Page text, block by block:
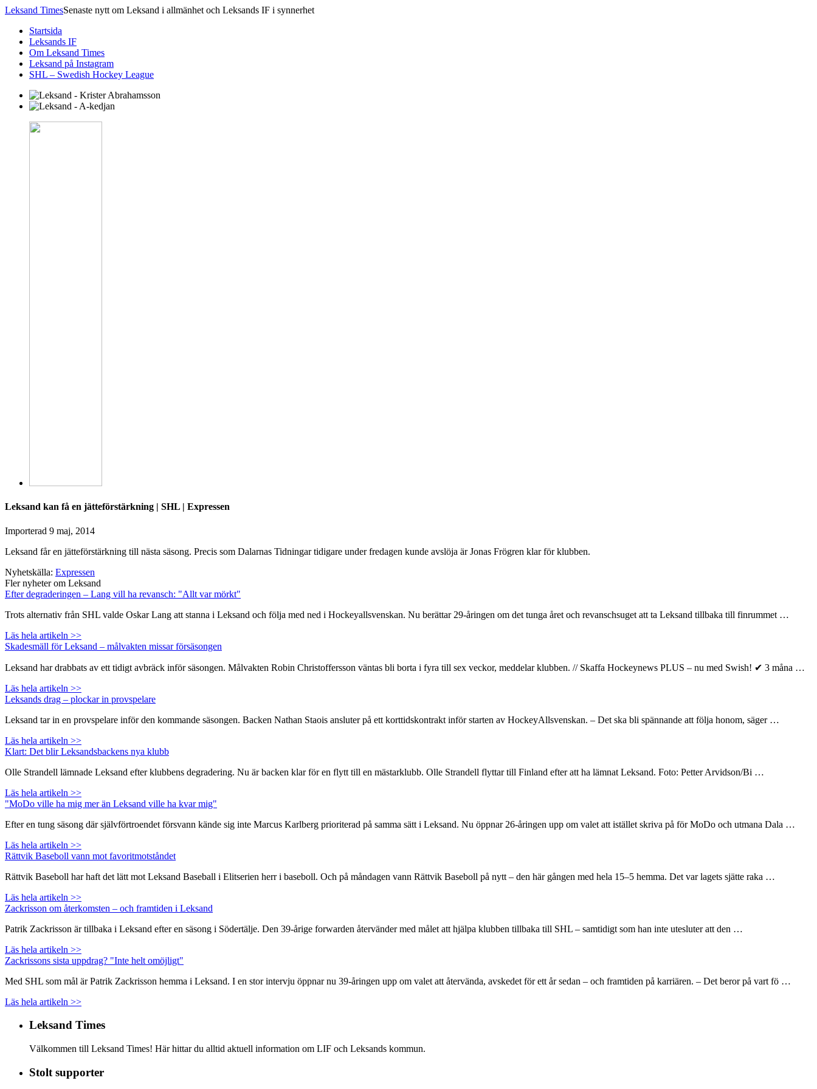
Leksand TimesSenaste nytt om Leksand i allmänhet och Leksands IF i synnerhet
Startsida
Leksands IF
Om Leksand Times
Leksand på Instagram
SHL – Swedish Hockey League
Leksand kan få en jätteförstärkning | SHL | Expressen
Importerad 9 maj, 2014
Leksand får en jätteförstärkning till nästa säsong. Precis som Dalarnas Tidningar tidigare under fredagen kunde avslöja är Jonas Frögren klar för klubben.
Nyhetskälla: Expressen
Fler nyheter om Leksand
Efter degraderingen – Lang vill ha revansch: "Allt var mörkt"
Trots alternativ från SHL valde Oskar Lang att stanna i Leksand och följa med ned i Hockeyallsvenskan. Nu berättar 29-åringen om det tunga året och revanschsuget att ta Leksand tillbaka till finrummet …
Läs hela artikeln >>
Skadesmäll för Leksand – målvakten missar försäsongen
Leksand har drabbats av ett tidigt avbräck inför säsongen. Målvakten Robin Christoffersson väntas bli borta i fyra till sex veckor, meddelar klubben. // Skaffa Hockeynews PLUS – nu med Swish! ✔ 3 måna …
Läs hela artikeln >>
Leksands drag – plockar in provspelare
Leksand tar in en provspelare inför den kommande säsongen. Backen Nathan Staois ansluter på ett korttidskontrakt inför starten av HockeyAllsvenskan. – Det ska bli spännande att följa honom, säger …
Läs hela artikeln >>
Klart: Det blir Leksandsbackens nya klubb
Olle Strandell lämnade Leksand efter klubbens degradering. Nu är backen klar för en flytt till en mästarklubb. Olle Strandell flyttar till Finland efter att ha lämnat Leksand. Foto: Petter Arvidson/Bi …
Läs hela artikeln >>
"MoDo ville ha mig mer än Leksand ville ha kvar mig"
Efter en tung säsong där självförtroendet försvann kände sig inte Marcus Karlberg prioriterad på samma sätt i Leksand. Nu öppnar 26-åringen upp om valet att istället skriva på för MoDo och utmana Dala …
Läs hela artikeln >>
Rättvik Baseboll vann mot favoritmotståndet
Rättvik Baseboll har haft det lätt mot Leksand Baseball i Elitserien herr i baseboll. Och på måndagen vann Rättvik Baseboll på nytt – den här gången med hela 15–5 hemma. Det var lagets sjätte raka …
Läs hela artikeln >>
Zackrisson om återkomsten – och framtiden i Leksand
Patrik Zackrisson är tillbaka i Leksand efter en säsong i Södertälje. Den 39-årige forwarden återvänder med målet att hjälpa klubben tillbaka till SHL – samtidigt som han inte utesluter att den …
Läs hela artikeln >>
Zackrissons sista uppdrag? "Inte helt omöjligt"
Med SHL som mål är Patrik Zackrisson hemma i Leksand. I en stor intervju öppnar nu 39-åringen upp om valet att återvända, avskedet för ett år sedan – och framtiden på karriären. – Det beror på vart fö …
Läs hela artikeln >>
Leksand Times
Välkommen till Leksand Times! Här hittar du alltid aktuell information om LIF och Leksands kommun.
Stolt supporter